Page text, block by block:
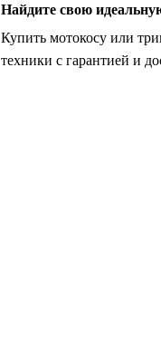
Найдите свою
Купить мотокосу или
техники с гарантией и